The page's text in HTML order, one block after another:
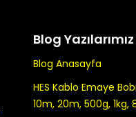
Blog Yazılarımız
Blog Anasayfa
HES Kablo Emaye
10m, 20m, 500g, 1kg,